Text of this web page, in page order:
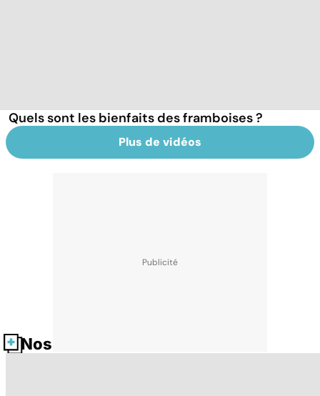
Quels sont les bienfaits des framboises ?
Plus de vidéos
Nos fiches santé